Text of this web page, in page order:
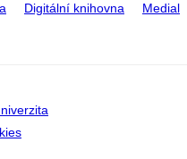
Digitální knihovna Medial